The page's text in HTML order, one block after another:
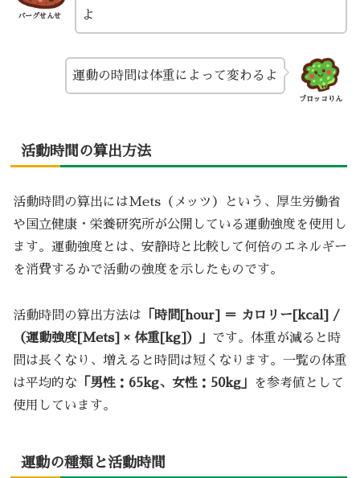
バーグせんせ
よ
ブロッコりん
運動の時間は体重によって変わるよ
活動時間の算出方法
活動時間の算出にはMets（メッツ）という、厚生労働省
や国立健康・栄養研究所が公開している運動強度を使用し
ます。運動強度とは、安静時と比較して何倍のエネルギー
を消費するかで活動の強度を示したものです。
活動時間の算出方法は 「時間[hour] ＝ カロリー[kcal] /
（運動強度[Mets] × 体重[kg]）」 です。体重が減ると時
間は長くなり、増えると時間は短くなります。一覧の体重
は平均的な 「男性：65kg、女性：50kg」
を参考値として
使用しています。
運動の種類と活動時間